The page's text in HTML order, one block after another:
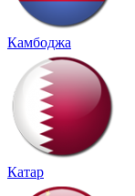
Камбоджа
Катар